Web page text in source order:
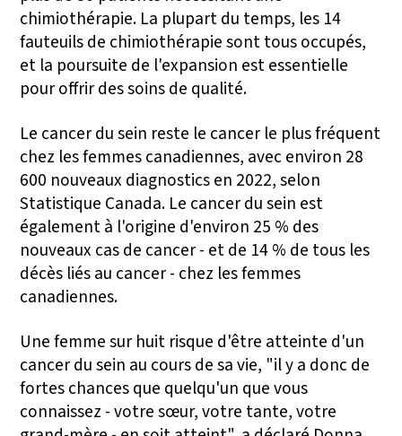
chimiothérapie. La plupart du temps, les 14
fauteuils de chimiothérapie sont tous occupés,
et la poursuite de l'expansion est essentielle
pour offrir des soins de qualité.
Le cancer du sein reste le cancer le plus fréquent
chez les femmes canadiennes, avec environ 28
600 nouveaux diagnostics en 2022, selon
Statistique Canada. Le cancer du sein est
également à l'origine d'environ 25 % des
nouveaux cas de cancer - et de 14 % de tous les
décès liés au cancer - chez les femmes
canadiennes.
Une femme sur huit risque d'être atteinte d'un
cancer du sein au cours de sa vie, "il y a donc de
fortes chances que quelqu'un que vous
connaissez - votre sœur, votre tante, votre